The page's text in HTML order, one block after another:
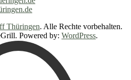
Thüringen. Alle Rechte vorbehalten.
Powered by: WordPress.